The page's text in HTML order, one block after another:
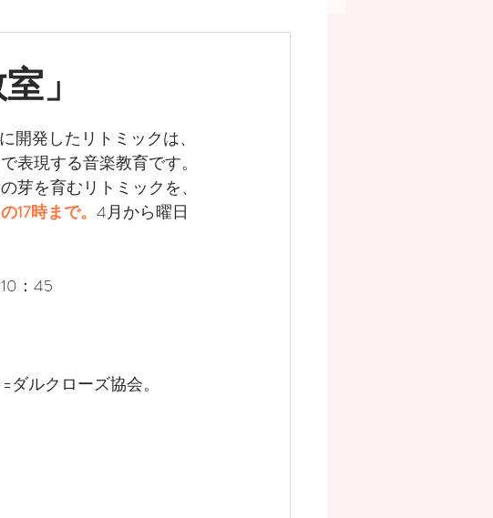
」
発したリトミックは、
表現する音楽教育です。
芽を育むリトミックを、
17時まで。 4月から曜日
：45
ルクローズ協会。